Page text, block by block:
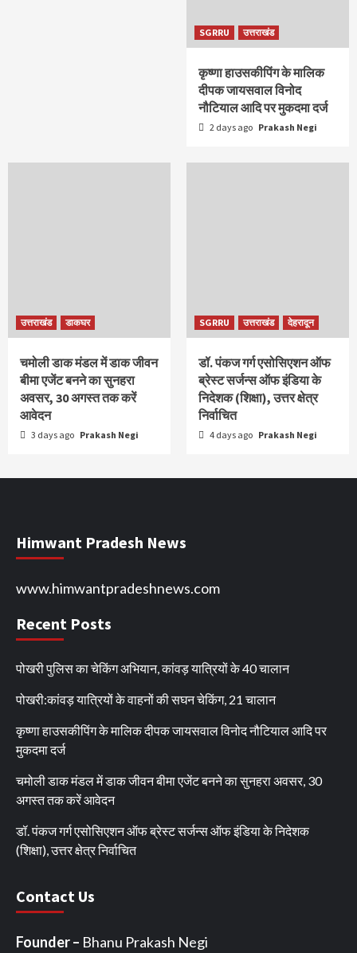
SGRRU उत्तराखंड
कृष्णा हाउसकीपिंग के मालिक
दीपक जायसवाल विनोद
नौटियाल आदि पर मुकदमा दर्ज
2 days ago Prakash Negi
उत्तराखंड डाकघर
चमोली डाक मंडल में डाक जीवन
बीमा एजेंट बनने का सुनहरा
अवसर, 30 अगस्त तक करें
आवेदन
3 days ago Prakash Negi
SGRRU उत्तराखंड देहरादून
डॉ. पंकज गर्ग एसोसिएशन ऑफ
ब्रेस्ट सर्जन्स ऑफ इंडिया के
निदेशक (शिक्षा), उत्तर क्षेत्र
निर्वाचित
4 days ago Prakash Negi
Himwant Pradesh News
www.himwantpradeshnews.com
Recent Posts
पोखरी पुलिस का चेकिंग अभियान, कांवड़ यात्रियों के 40 चालान
पोखरी:कांवड़ यात्रियों के वाहनों की सघन चेकिंग, 21 चालान
कृष्णा हाउसकीपिंग के मालिक दीपक जायसवाल विनोद नौटियाल आदि पर
मुकदमा दर्ज
चमोली डाक मंडल में डाक जीवन बीमा एजेंट बनने का सुनहरा अवसर, 30
अगस्त तक करें आवेदन
डॉ. पंकज गर्ग एसोसिएशन ऑफ ब्रेस्ट सर्जन्स ऑफ इंडिया के निदेशक
(शिक्षा), उत्तर क्षेत्र निर्वाचित
Contact Us
Founder – Bhanu Prakash Negi